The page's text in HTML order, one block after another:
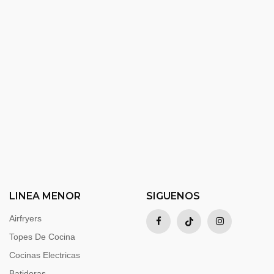
LINEA MENOR
Airfryers
Topes De Cocina
Cocinas Electricas
SIGUENOS